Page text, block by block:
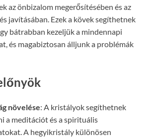
az önbizalom megerősítésében és az
javításában. Ezek a kövek segíthetnek
bátrabban kezeljük a mindennapi
és magabiztosan álljunk a problémák
növelése: A kristályok segíthetnek
a meditációt és a spirituális
A hegyikristály különösen